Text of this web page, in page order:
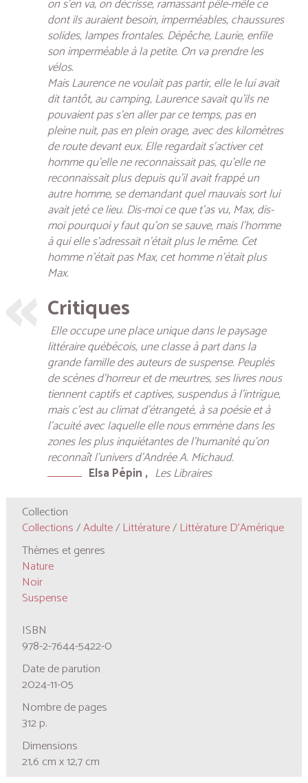
on s’en va, on décrisse, ramassant pêle-mêle ce
dont ils auraient besoin, imperméables, chaussures
solides, lampes frontales. Dépêche, Laurie, enfile
son imperméable à la petite. On va prendre les
vélos.
Mais Laurence ne voulait pas partir, elle le lui avait
dit tantôt, au camping, Laurence savait qu’ils ne
pouvaient pas s’en aller par ce temps, pas en
pleine nuit, pas en plein orage, avec des kilomètres
de route devant eux. Elle regardait s’activer cet
homme qu’elle ne reconnaissait pas, qu’elle ne
reconnaissait plus depuis qu’il avait frappé un
autre homme, se demandant quel mauvais sort lui
avait jeté ce lieu. Dis-moi ce que t’as vu, Max, dis-
moi pourquoi y faut qu’on se sauve, mais l’homme
à qui elle s’adressait n’était plus le même. Cet
homme n’était pas Max, cet homme n’était plus
Max.
Critiques
Elle occupe une place unique dans le paysage
littéraire québécois, une classe à part dans la
grande famille des auteurs de suspense. Peuplés
de scènes d’horreur et de meurtres, ses livres nous
tiennent captifs et captives, suspendus à l’intrigue,
mais c’est au climat d’étrangeté, à sa poésie et à
l’acuité avec laquelle elle nous emmène dans les
zones les plus inquiétantes de l’humanité qu’on
reconnaît l’univers d’Andrée A. Michaud.
Elsa Pépin
Les Libraires
Collection
Collections/Adulte/ Littérature/ Littérature D'Amérique
Thèmes et genres
Nature
Noir
Suspense
ISBN
978-2-7644-5422-0
Date de parution
2024-11-05
Nombre de pages
312 p.
Dimensions
21,6 cm x 12,7 cm